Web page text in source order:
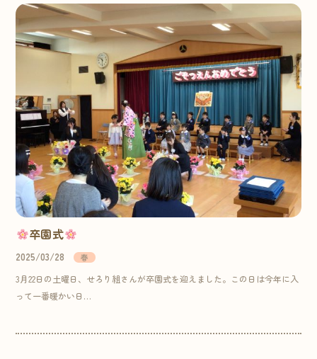
卒園式
2025/03/28 春
3月22日の土曜日、せろり組さんが卒園式を迎えました。この日は今年に入
って一番暖かい日…